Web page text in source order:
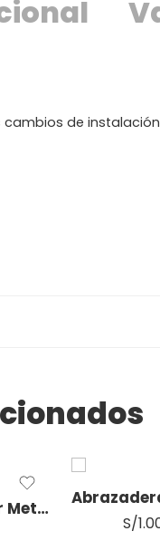
de
Caja Rectangular Metalica 4X2
S/
"3/4"